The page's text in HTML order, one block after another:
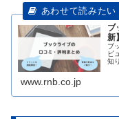
ブ
新
ブ
ビ
知
www.rnb.co.jp